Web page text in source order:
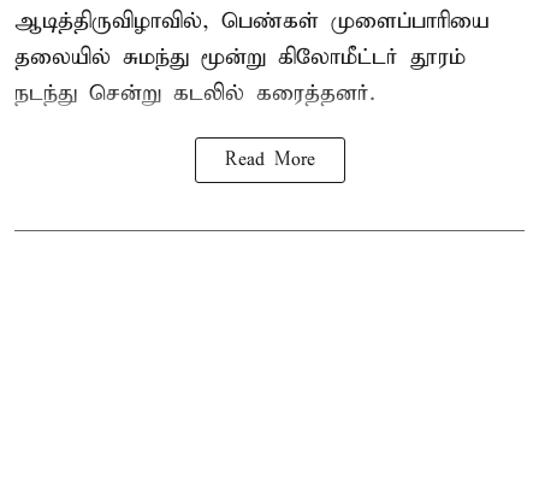
ஆடித்திருவிழாவில், பெண்கள் முளைப்பாரியை
தலையில் சுமந்து மூன்று கிலோமீட்டர் தூரம்
நடந்து சென்று கடலில் கரைத்தனர்.
Read More